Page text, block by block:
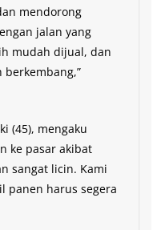
mendorong
jalan yang
mudah dijual, dan
berkembang,”
(45), mengaku
ke pasar akibat
sangat licin. Kami
panen harus segera